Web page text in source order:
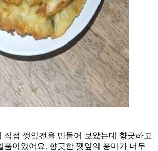
직접 깻잎전을 만들어 보았는데 향긋하고
품이었어요. 향긋한 깻잎의 풍미가 너무